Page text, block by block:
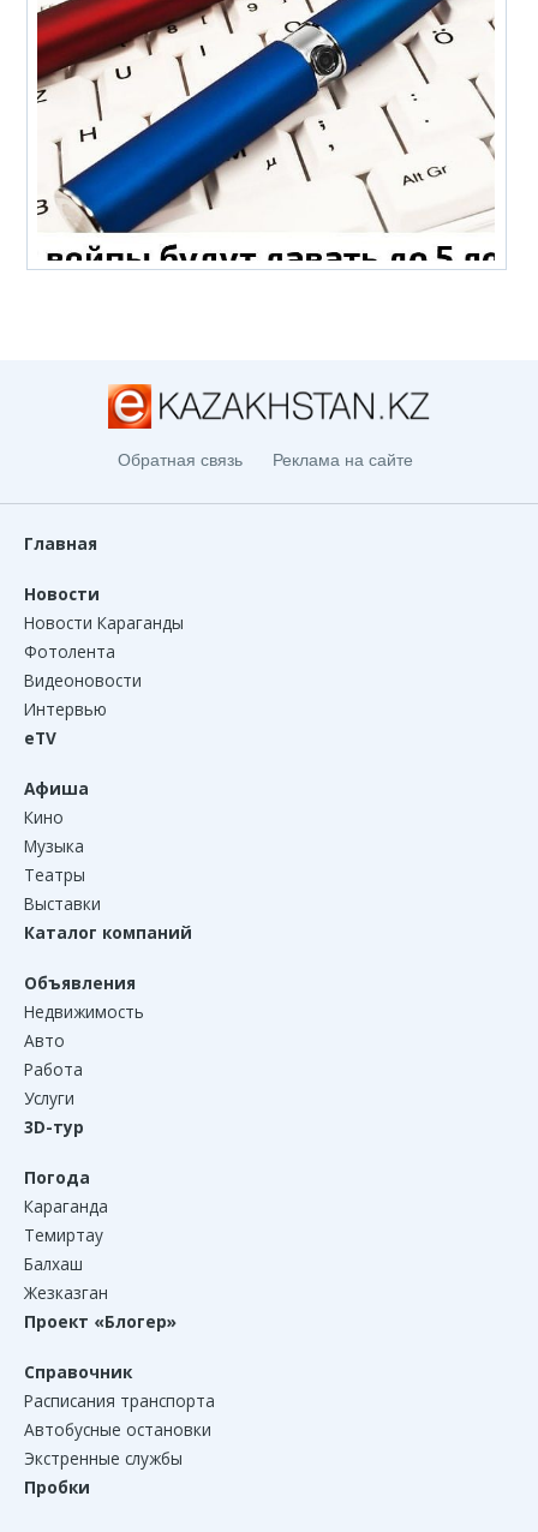
Обратная связь Реклама на сайте
Главная
Новости
Новости Караганды
Фотолента
Видеоновости
Интервью
eTV
Афиша
Кино
Музыка
Театры
Выставки
Каталог компаний
Объявления
Недвижимость
Авто
Работа
Услуги
3D-тур
Погода
Караганда
Темиртау
Балхаш
Жезказган
Проект «Блогер»
Справочник
Расписания транспорта
Автобусные остановки
Экстренные службы
Пробки